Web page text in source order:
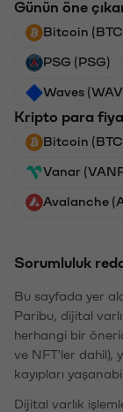
Günün öne
Bitcoin
PSG (PSG)
Waves
Kripto para
Bitcoin
Vanar
Avalanche
Sorumluluk
Bu sayfada yer
Paribu, dijital
herhangi bir
ve NFT'ler dahil),
kayıpları
Dijital varlık